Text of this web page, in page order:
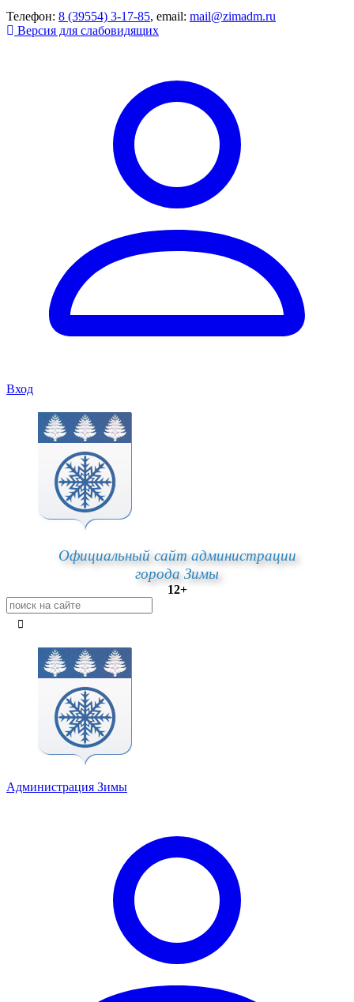
Телефон: 8 (39554) 3-17-85, email: mail@zimadm.ru
Версия для слабовидящих
Вход
Официальный сайт администрации
города Зимы
12+
Администрация Зимы